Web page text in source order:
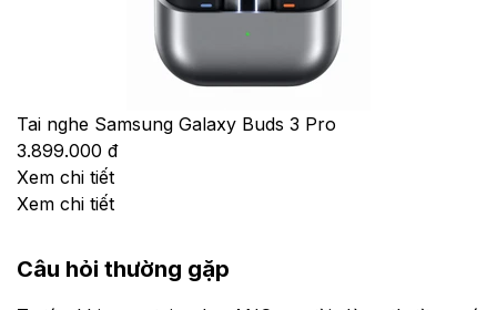
Tai nghe Samsung Galaxy Buds 3 Pro
3.899.000 đ
Xem chi tiết
Xem chi tiết
Câu hỏi thường gặp